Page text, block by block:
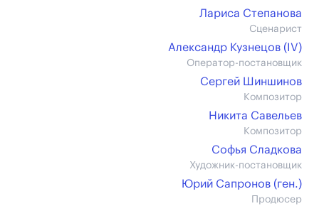
Лариса Степанова
Сценарист
Александр Кузнецов (IV)
Оператор-постановщик
Сергей Шиншинов
Композитор
Никита Савельев
Композитор
Софья Сладкова
Художник-постановщик
Юрий Сапронов (ген.)
Продюсер